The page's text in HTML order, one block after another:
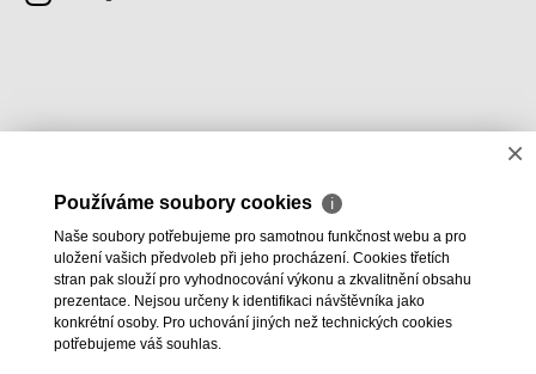
×
Používáme soubory cookies ℹ
Naše soubory potřebujeme pro samotnou funkčnost webu a pro
uložení vašich předvoleb při jeho procházení. Cookies třetích
stran pak slouží pro vyhodnocování výkonu a zkvalitnění obsahu
prezentace. Nejsou určeny k identifikaci návštěvníka jako
konkrétní osoby. Pro uchování jiných než technických cookies
potřebujeme váš souhlas.